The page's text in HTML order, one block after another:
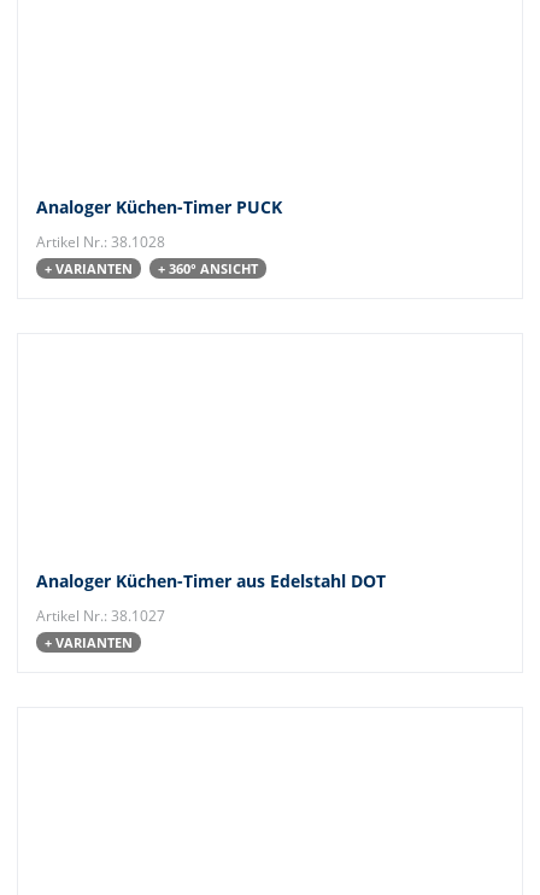
Analoger Küchen-Timer PUCK
Artikel Nr.: 38.1028
+ VARIANTEN + 360° ANSICHT
Analoger Küchen-Timer aus Edelstahl DOT
Artikel Nr.: 38.1027
+ VARIANTEN